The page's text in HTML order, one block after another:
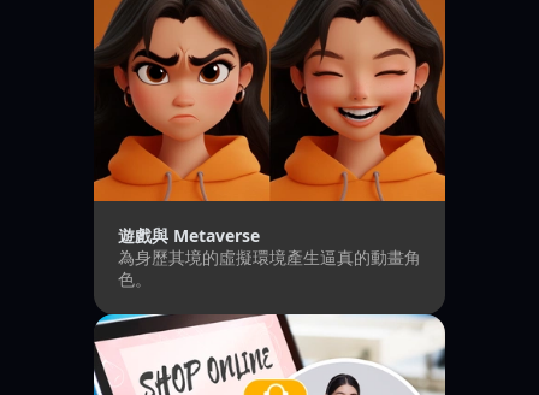
遊戲與 Metaverse
為身歷其境的虛擬環境產生逼真的動畫角
色。